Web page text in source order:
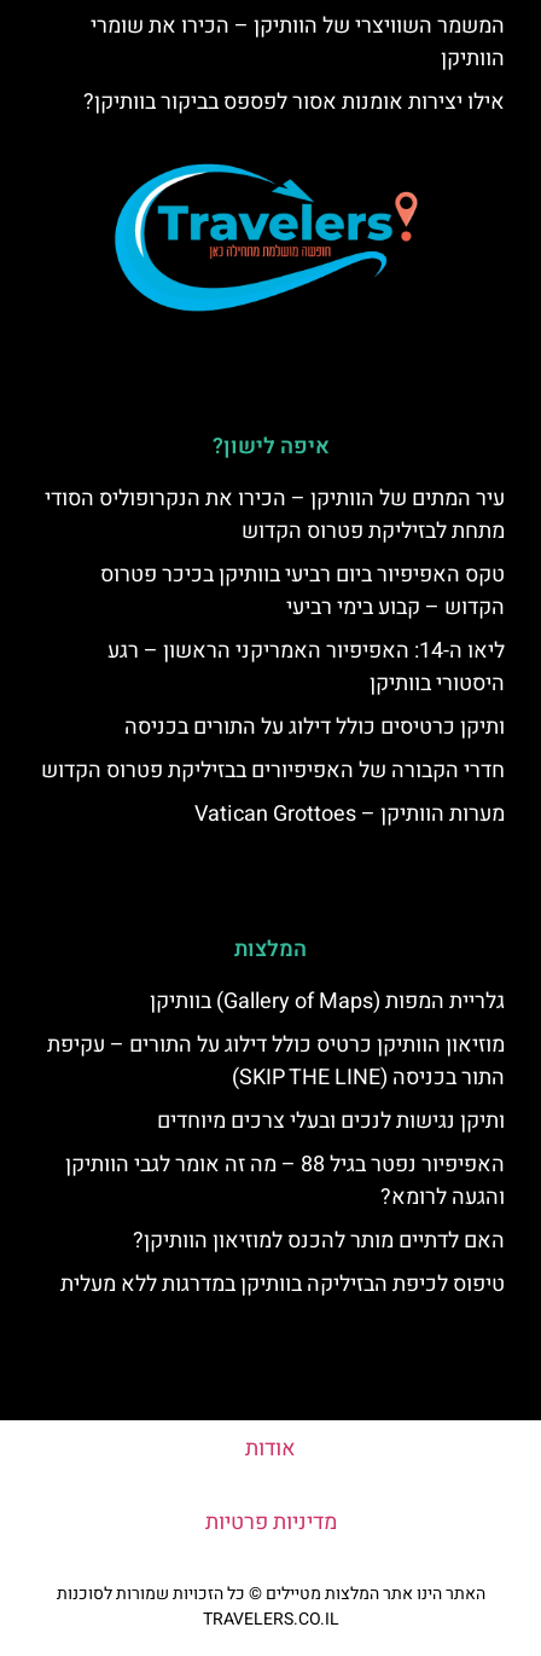
המשמר השוויצרי של הוותיקן – הכירו את שומרי
הוותיקן
אילו יצירות אומנות אסור לפספס בביקור בוותיקן?
איפה לישון?
עיר המתים של הוותיקן – הכירו את הנקרופוליס הסודי
מתחת לבזיליקת פטרוס הקדוש
טקס האפיפיור ביום רביעי בוותיקן בכיכר פטרוס
הקדוש – קבוע בימי רביעי
ליאו ה-14: האפיפיור האמריקני הראשון – רגע
היסטורי בוותיקן
ותיקן כרטיסים כולל דילוג על התורים בכניסה
חדרי הקבורה של האפיפיורים בבזיליקת פטרוס הקדוש
מערות הוותיקן – Vatican Grottoes
המלצות
גלריית המפות (Gallery of Maps) בוותיקן
מוזיאון הוותיקן כרטיס כולל דילוג על התורים – עקיפת
התור בכניסה (SKIP THE LINE)
ותיקן נגישות לנכים ובעלי צרכים מיוחדים
האפיפיור נפטר בגיל 88 – מה זה אומר לגבי הוותיקן
והגעה לרומא?
האם לדתיים מותר להכנס למוזיאון הוותיקן?
טיפוס לכיפת הבזיליקה בוותיקן במדרגות ללא מעלית
אודות
מדיניות פרטיות
האתר הינו אתר המלצות מטיילים © כל הזכויות שמורות לסוכנות
TRAVELERS.CO.IL